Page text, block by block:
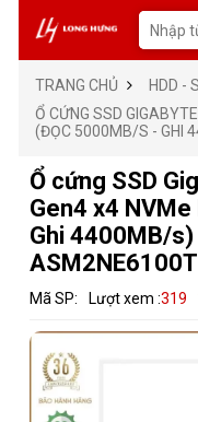
TRANG CHỦ
HDD -
Ổ CỨNG SSD
(ĐỌC 5000MB/S - GHI
Ổ cứng SSD
Gen4 x4
Ghi 4400MB/s)
Mã SP: Lượt xem :319